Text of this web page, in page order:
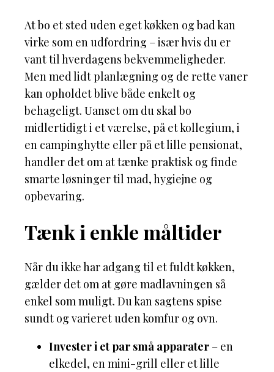
At bo et sted uden eget køkken og bad kan
virke som en udfordring – især hvis du er
vant til hverdagens bekvemmeligheder.
Men med lidt planlægning og de rette vaner
kan opholdet blive både enkelt og
behageligt. Uanset om du skal bo
midlertidigt i et værelse, på et kollegium, i
en campinghytte eller på et lille pensionat,
handler det om at tænke praktisk og finde
smarte løsninger til mad, hygiejne og
opbevaring.
Tænk i enkle måltider
Når du ikke har adgang til et fuldt køkken,
gælder det om at gøre madlavningen så
enkel som muligt. Du kan sagtens spise
sundt og varieret uden komfur og ovn.
Invester i et par små apparater – en
elkedel, en mini-grill eller et lille